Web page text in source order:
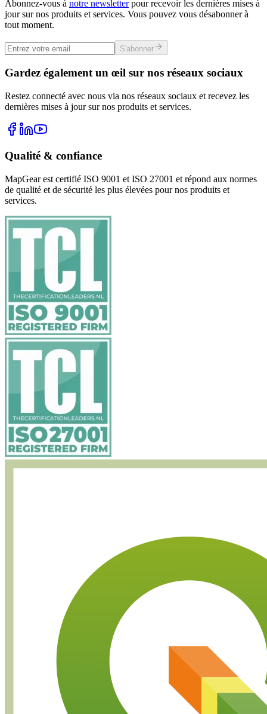
Abonnez-vous à notre newsletterpour recevoir les dernières mises à
jour sur nos produits et services. Vous pouvez vous désabonner à
tout moment.
S'abonner
Gardez également un œil sur nos réseaux sociaux
Restez connecté avec nous via nos réseaux sociaux et recevez les
dernières mises à jour sur nos produits et services.
Qualité & confiance
MapGear est certifié ISO 9001 et ISO 27001 et répond aux normes
de qualité et de sécurité les plus élevées pour nos produits et
services.